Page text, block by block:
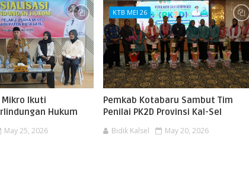
Mikro Ikuti
Hukum
May 25, 2026
KTB MEI 26
Pemkab Kotabaru Sambut Tim
Penilai PK2D Provinsi Kal-Sel
Bidik Kalsel May 20, 2026